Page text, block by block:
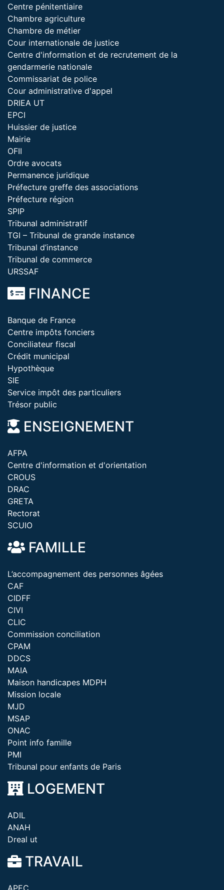
Centre pénitentiaire
Chambre agriculture
Chambre de métier
Cour internationale de justice
Centre d'information et de recrutement de la
gendarmerie nationale
Commissariat de police
Cour administrative d'appel
DRIEA UT
EPCI
Huissier de justice
Mairie
OFII
Ordre avocats
Permanence juridique
Préfecture greffe des associations
Préfecture région
SPIP
Tribunal administratif
TGI – Tribunal de grande instance
Tribunal d’instance
Tribunal de commerce
URSSAF
FINANCE
Banque de France
Centre impôts fonciers
Conciliateur fiscal
Crédit municipal
Hypothèque
SIE
Service impôt des particuliers
Trésor public
ENSEIGNEMENT
AFPA
Centre d'information et d'orientation
CROUS
DRAC
GRETA
Rectorat
SCUIO
FAMILLE
L’accompagnement des personnes âgées
CAF
CIDFF
CIVI
CLIC
Commission conciliation
CPAM
DDCS
MAIA
Maison handicapes MDPH
Mission locale
MJD
MSAP
ONAC
Point info famille
PMI
Tribunal pour enfants de Paris
LOGEMENT
ADIL
ANAH
Dreal ut
TRAVAIL
APEC